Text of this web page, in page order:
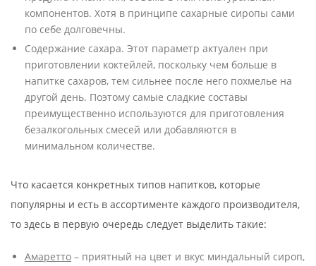
компонентов. Хотя в принципе сахарные сиропы сами
по себе долговечны.
Содержание сахара. Этот параметр актуален при
приготовлении коктейлей, поскольку чем больше в
напитке сахаров, тем сильнее после него похмелье на
другой день. Поэтому самые сладкие составы
преимущественно используются для приготовления
безалкогольных смесей или добавляются в
минимальном количестве.
Что касается конкретных типов напитков, которые
популярны и есть в ассортименте каждого производителя,
то здесь в первую очередь следует выделить такие:
Амаретто – приятный на цвет и вкус миндальный сироп,